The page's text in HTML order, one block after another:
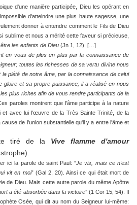
d'une manière participée, Dieu les opérant en
d'atteindre une plus haute sagesse, une
donner à entendre comment le Fils de Dieu
sublime et nous a mérité cette faveur si précieuse,
les enfants de Dieu (Jn 1, 12). […]
en vous de plus en plus par la connaissance de
toutes les richesses de sa vertu divine nous
piété de notre âme, par la connaissance de celui
gloire et sa propre puissance; il a réalisé en nous
plus riches afin de vous rendre participants de la
paroles montrent que l'âme participe à la nature
et avec lui l'œuvre de la Très Sainte Trinité, de la
de l'union substantielle qu'il y a entre l'âme et
tiré de la Vive flamme d'amour
strophe).
ici la parole de saint Paul: “Je vis, mais ce n'est
vit en moi” (Gal 2, 20). Ainsi ce qui était mort de
de Dieu. Mais cette autre parole du même Apôtre
a été absorbée dans la victoire” (1 Cor 15, 54). Il
Osée, qui dit au nom du Seigneur lui-même: